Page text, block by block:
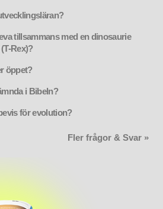
tillsammans med en dinosaurie
Rex)?
öppet?
i Bibeln?
för evolution?
Fler frågor & Svar »